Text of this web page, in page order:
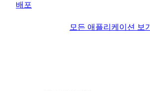
배포
모든 애플리케이션 보기